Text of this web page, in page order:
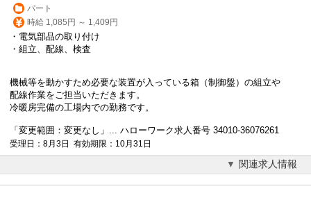
パート
時給 1,085円 ～ 1,409円
・電気部品の取り付け
・組立、配線、検査
機械等を動かすため必要な装置が入っている箱（制御盤）の組立や
配線作業をご担当いただきます。
冷暖房完備の工場内での勤務です。
「変更範囲：変更なし」... ハローワーク求人番号 34010-36076261
受理日：8月3日 有効期限：10月31日
関連求人情報